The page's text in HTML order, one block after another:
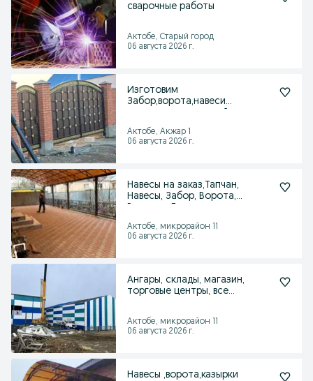
сварочные работы
Актобе, Старый город
06 августа 2026 г.
Изготовим
Забор,ворота,навеси
Актобе, Акжар 1
06 августа 2026 г.
Навесы на заказ,Тапчан,
Навесы, Забор, Ворота,
Актобе, микрорайон 11
06 августа 2026 г.
Ангары, склады, магазин,
торговые центры, все
Актобе, микрорайон 11
06 августа 2026 г.
Навесы ,ворота,казырки